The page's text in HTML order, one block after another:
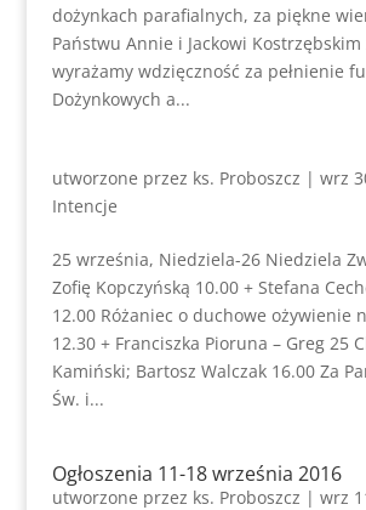
dożynkach parafialnych, za piękne
Państwu Annie i Jackowi Kostrzębskim
wyrażamy wdzięczność za pełnienie
Dożynkowych a...
utworzone przez ks. Proboszcz | wrz
Intencje
25 września, Niedziela-26 Niedziela
Zofię Kopczyńską 10.00 + Stefana
12.00 Różaniec o duchowe ożywienie
12.30 + Franciszka Pioruna – Greg 25
Kamiński; Bartosz Walczak 16.00 Za
Św. i...
Ogłoszenia 11-18 września 2016
utworzone przez ks. Proboszcz | wrz